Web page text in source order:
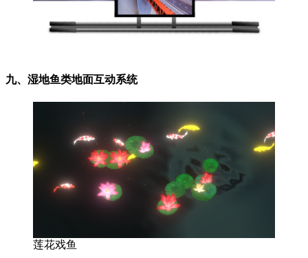
九、湿地鱼类地面互动系统
莲花戏鱼